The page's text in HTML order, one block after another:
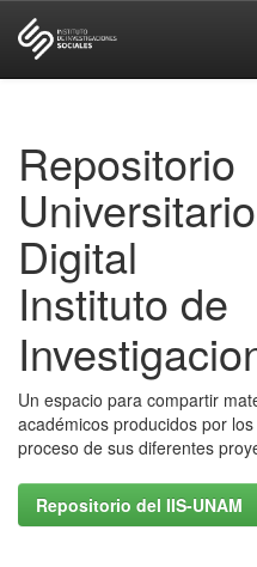
Repositorio
Universitario
Digital
Instituto de
Un espacio para compartir
académicos producidos por
proceso de sus diferentes
Repositorio del IIS-UNAM